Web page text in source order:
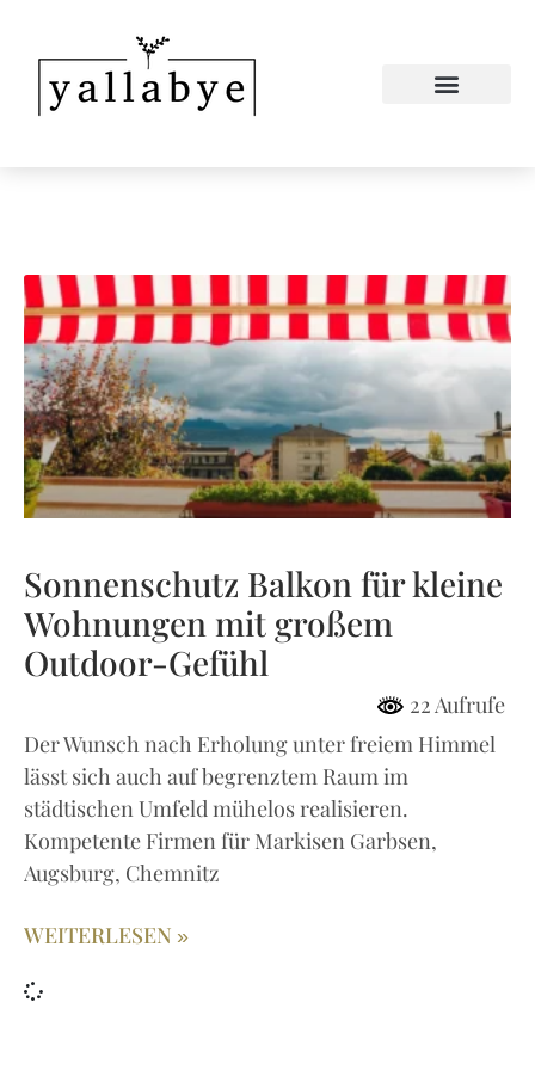
Sonnenschutz Balkon für kleine
Wohnungen mit großem
Outdoor-Gefühl
22 Aufrufe
Der Wunsch nach Erholung unter freiem Himmel
lässt sich auch auf begrenztem Raum im
städtischen Umfeld mühelos realisieren.
Kompetente Firmen für Markisen Garbsen,
Augsburg, Chemnitz
WEITERLESEN »